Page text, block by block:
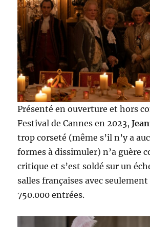
Présenté en ouverture et hors
Festival de Cannes en 2023,
trop corseté (même s’il n’y a
formes à dissimuler) n’a guère
critique et s’est soldé sur un
salles françaises avec
750.000 entrées.